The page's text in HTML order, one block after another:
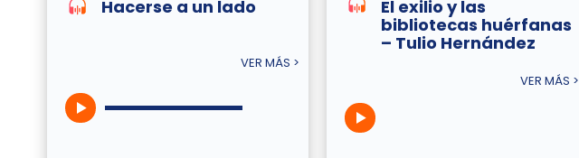
Hacerse a un lado
VER MÁS >
El exilio y las
bibliotecas huérfanas
– Tulio Hernández
VER MÁS >